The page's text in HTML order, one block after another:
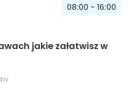
08:00 - 16:00
jakie załatwisz w